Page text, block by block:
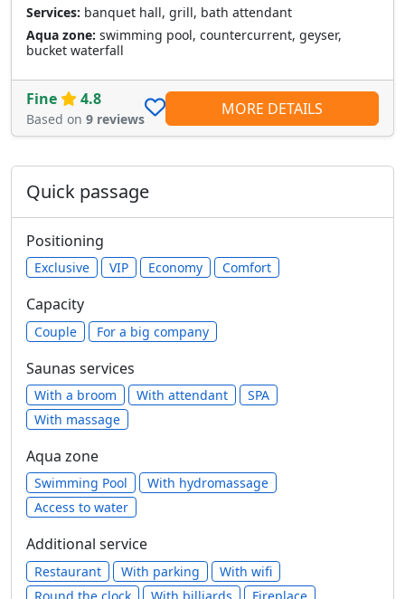
Services: banquet hall, grill, bath attendant
Aqua zone: swimming pool, countercurrent, geyser,
bucket waterfall
Fine 4.8
Based on 9 reviews
MORE DETAILS
Quick passage
Positioning
Exclusive VIP Economy Comfort
Capacity
Сouple For a big company
Saunas services
With a broom With attendant
SPA
With massage
Aqua zone
Swimming Pool
With hydromassage
Access to water
Additional service
Restaurant With parking
With wifi